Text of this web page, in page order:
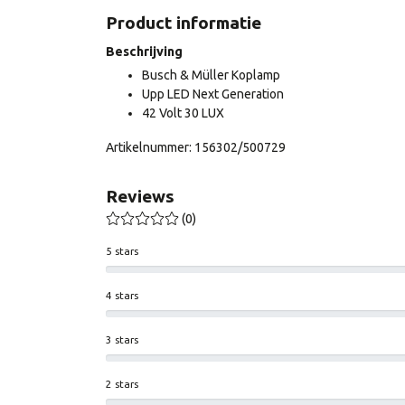
Product informatie
Beschrijving
Busch & Müller Koplamp
Upp LED Next Generation
42 Volt 30 LUX
Artikelnummer: 156302/500729
Reviews
(0)
2 stars
3 stars
4 stars
5 stars